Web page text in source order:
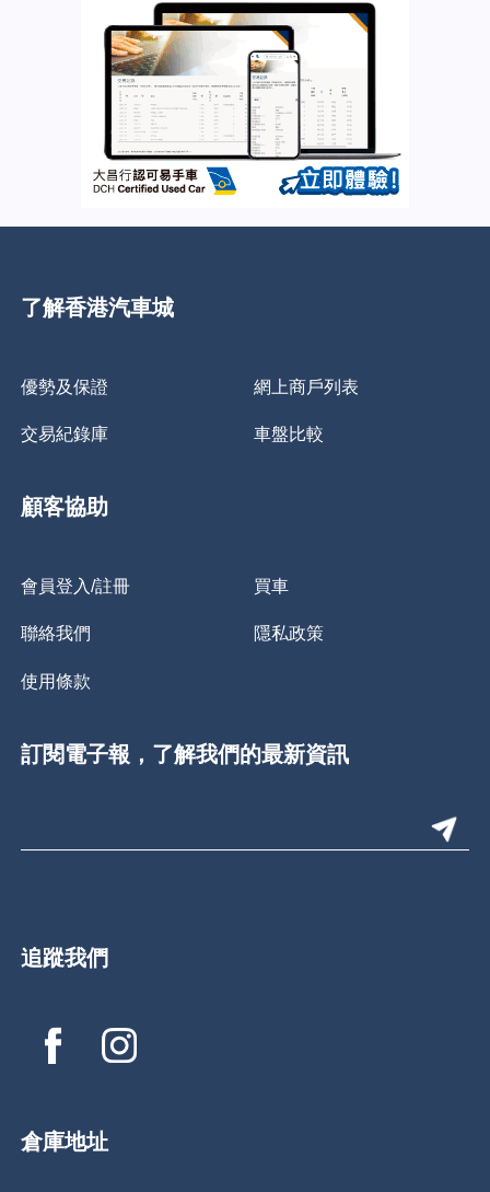
了解香港汽車城
優勢及保證 網上商戶列表
交易紀錄庫 車盤比較
顧客協助
會員登入/註冊 買車
聯絡我們 隱私政策
使用條款
訂閱電子報，了解我們的最新資訊
追蹤我們
倉庫地址